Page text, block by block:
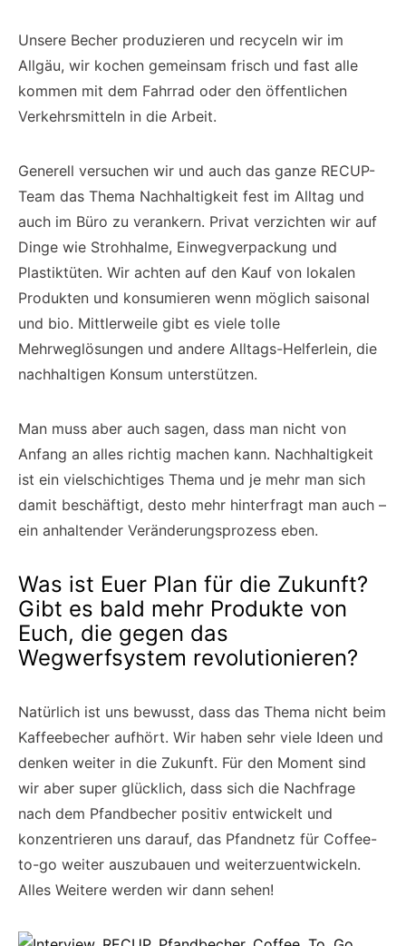
Unsere Becher produzieren und recyceln wir im
Allgäu, wir kochen gemeinsam frisch und fast alle
kommen mit dem Fahrrad oder den öffentlichen
Verkehrsmitteln in die Arbeit.
Generell versuchen wir und auch das ganze RECUP-
Team das Thema Nachhaltigkeit fest im Alltag und
auch im Büro zu verankern. Privat verzichten wir auf
Dinge wie Strohhalme, Einwegverpackung und
Plastiktüten. Wir achten auf den Kauf von lokalen
Produkten und konsumieren wenn möglich saisonal
und bio. Mittlerweile gibt es viele tolle
Mehrweglösungen und andere Alltags-Helferlein, die
nachhaltigen Konsum unterstützen.
Man muss aber auch sagen, dass man nicht von
Anfang an alles richtig machen kann. Nachhaltigkeit
ist ein vielschichtiges Thema und je mehr man sich
damit beschäftigt, desto mehr hinterfragt man auch –
ein anhaltender Veränderungsprozess eben.
Was ist Euer Plan für die Zukunft?
Gibt es bald mehr Produkte von
Euch, die gegen das
Wegwerfsystem revolutionieren?
Natürlich ist uns bewusst, dass das Thema nicht beim
Kaffeebecher aufhört. Wir haben sehr viele Ideen und
denken weiter in die Zukunft. Für den Moment sind
wir aber super glücklich, dass sich die Nachfrage
nach dem Pfandbecher positiv entwickelt und
konzentrieren uns darauf, das Pfandnetz für Coffee-
to-go weiter auszubauen und weiterzuentwickeln.
Alles Weitere werden wir dann sehen!